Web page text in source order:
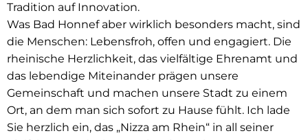
Tradition auf Innovation.
Was Bad Honnef aber wirklich besonders macht, sind
die Menschen: Lebensfroh, offen und engagiert. Die
rheinische Herzlichkeit, das vielfältige Ehrenamt und
das lebendige Miteinander prägen unsere
Gemeinschaft und machen unsere Stadt zu einem
Ort, an dem man sich sofort zu Hause fühlt. Ich lade
Sie herzlich ein, das „Nizza am Rhein“ in all seiner